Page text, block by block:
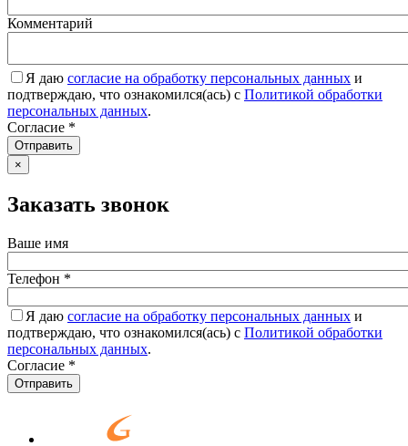
Комментарий
Я даю согласие на обработку персональных данных и
подтверждаю, что ознакомился(ась) с Политикой обработки
персональных данных.
Согласие *
Отправить
×
Заказать звонок
Ваше имя
Телефон *
Я даю согласие на обработку персональных данных и
подтверждаю, что ознакомился(ась) с Политикой обработки
персональных данных.
Согласие *
Отправить